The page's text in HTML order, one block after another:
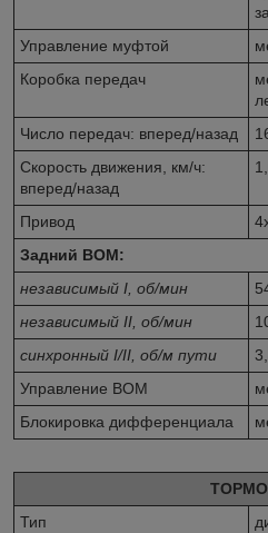
Управление муфтой
Коробка передач
Число передач: вперед/назад
Скорость движения, км/ч:
вперед/назад
Привод
Задний ВОМ:
независимый I, об/мин
независимый II, об/мин
синхронный I/II, об/м пути
Управление ВОМ
Блокировка дифференциала
Тип